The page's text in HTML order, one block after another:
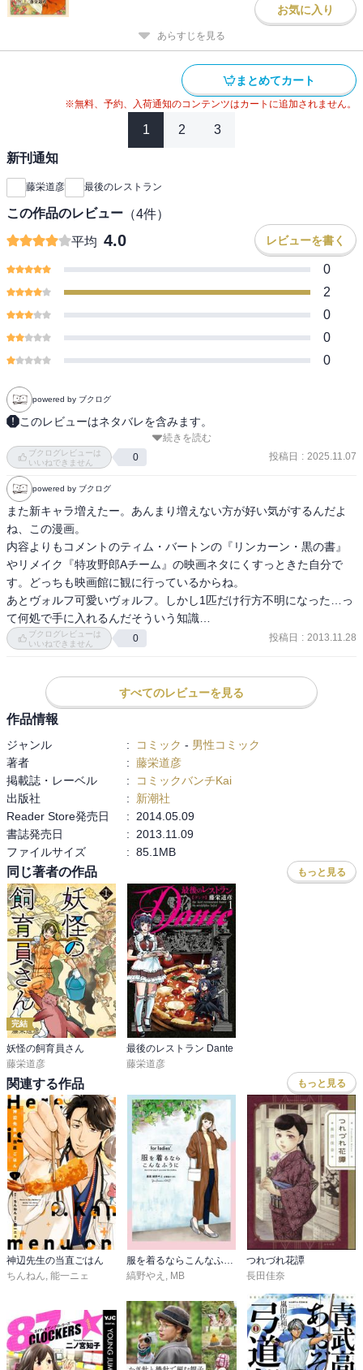
お気に入り
あらすじを見る
まとめてカート
※無料、予約、入荷通知のコンテンツはカートに追加されません。
1 2 3
新刊通知
藤栄道彦 最後のレストラン
この作品のレビュー （4件）
平均 4.0 レビューを書く
0
2
0
0
0
powered by ブクログ
このレビューはネタバレを含みます。
今巻のお客様は、リンカーン、沢村栄治、ガンジー、リチャード一
世。
ガンジーや他のキャラが時々波平やサザエさんの登場人物になるの
がウケた(≧▽≦)
リンカーンは表面的にしか知らなかったので、ちょっと印象が変わ
ったかな。
沢村栄治とリチャード一世ついては恥ずかしながら知っているのは
ほぼ名前だけ、という状態だったのでこちらも勉強になったなぁ。
新しいキャラも登場したし、ますます読み応えが増してきましたぞ
(^^)
続きを読む
ブクログレビューは
いいねできません
0 投稿日 : 2025.11.07
powered by ブクログ
また新キャラ増えたー。あんまり増えない方が好い気がするんだよ
ね、この漫画。
内容よりもコメントのティム・バートンの『リンカーン・黒の書』
やリメイク『特攻野郎Aチーム』の映画ネタにくすっときた自分で
す。どっちも映画館に観に行っているからね。
あとヴォルフ可愛いヴォルフ。しかし1匹だけ行方不明になった…っ
て何処で手に入れるんだそういう知識…
ブクログレビューは
いいねできません
0 投稿日 : 2013.11.28
すべてのレビューを見る
作品情報
ジャンル : コミック - 男性コミック
著者
: 藤栄道彦
掲載誌・レーベル
:
コミックバンチKai
出版社
:
新潮社
Reader Store発売日
:
2014.05.09
書誌発売日
:
2013.11.09
ファイルサイズ
: 85.1MB
同じ著者の作品 もっと見る
完結
妖怪の飼育員さん
藤栄道彦
最後のレストラン Dante
藤栄道彦
関連する作品 もっと見る
神辺先生の当直ごはん
ちんねん 能一ニェ
縞野やえ
MB
つれづれ花譚
長田佳奈